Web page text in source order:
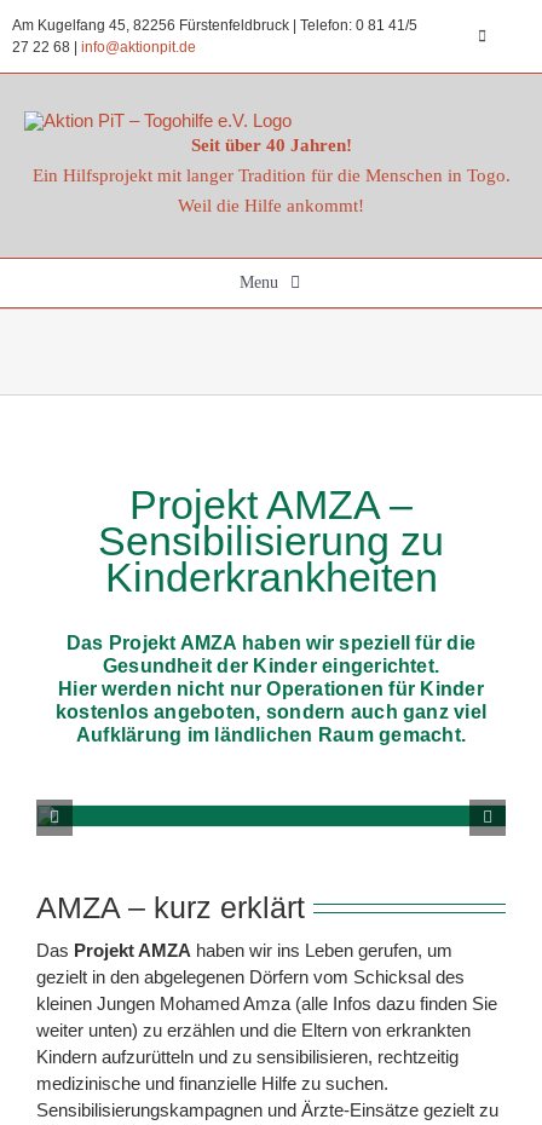
Inhalt
Am Kugelfang 45, 82256 Fürstenfeldbruck | Telefon: 0 81 41/5
27 22 68 | info@aktionpit.de
Toggle
Kontakt
Seit über 40 Jahren!
Ein Hilfsprojekt mit langer Tradition für die Menschen in Togo.
Weil die Hilfe ankommt!
Menu
Projekte
Über uns
Spenden
Spendenkorb
Suche
nach:
Projekt AMZA –
Sensibilisierung zu
Kinderkrankheiten
Das Projekt AMZA haben wir speziell für die
Gesundheit der Kinder eingerichtet.
Hier werden nicht nur Operationen für Kinder
kostenlos angeboten, sondern auch ganz viel
Aufklärung im ländlichen Raum gemacht.
AMZA – kurz erklärt
Das Projekt AMZA haben wir ins Leben gerufen, um
gezielt in den abgelegenen Dörfern vom Schicksal des
kleinen Jungen Mohamed Amza (alle Infos dazu finden Sie
weiter unten) zu erzählen und die Eltern von erkrankten
Kindern aufzurütteln und zu sensibilisieren, rechtzeitig
medizinische und finanzielle Hilfe zu suchen.
Sensibilisierungskampagnen und Ärzte-Einsätze gezielt zu